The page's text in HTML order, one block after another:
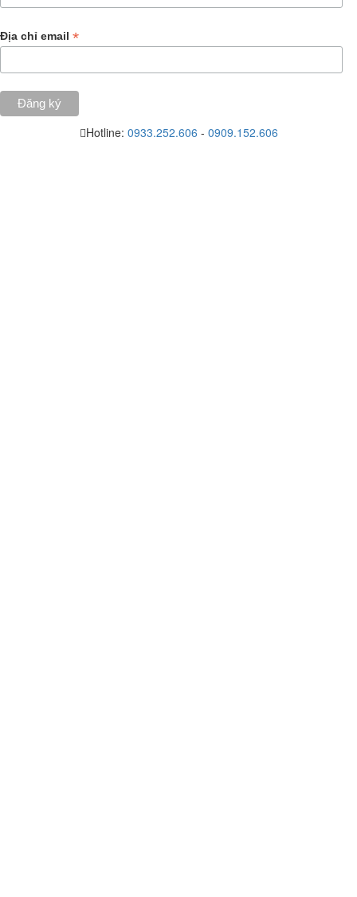
Địa chỉ email *
Hotline: 0933.252.606 - 0909.152.606